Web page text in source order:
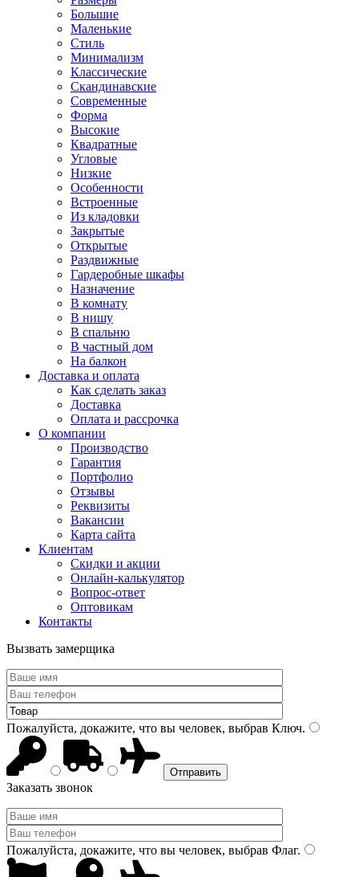
Большие
Маленькие
Стиль
Минимализм
Классические
Скандинавские
Современные
Форма
Высокие
Квадратные
Угловые
Низкие
Особенности
Встроенные
Из кладовки
Закрытые
Открытые
Раздвижные
Гардеробные шкафы
Назначение
В комнату
В нишу
В спальню
В частный дом
На балкон
Доставка и оплата
Как сделать заказ
Доставка
Оплата и рассрочка
О компании
Производство
Гарантия
Портфолио
Отзывы
Реквизиты
Вакансии
Карта сайта
Клиентам
Скидки и акции
Онлайн-калькулятор
Вопрос-ответ
Оптовикам
Контакты
Вызвать замерщика
Пожалуйста, докажите, что вы человек, выбрав Ключ.
Заказать звонок
Пожалуйста, докажите, что вы человек, выбрав Флаг.